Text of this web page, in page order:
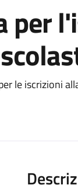
per
le iscrizioni